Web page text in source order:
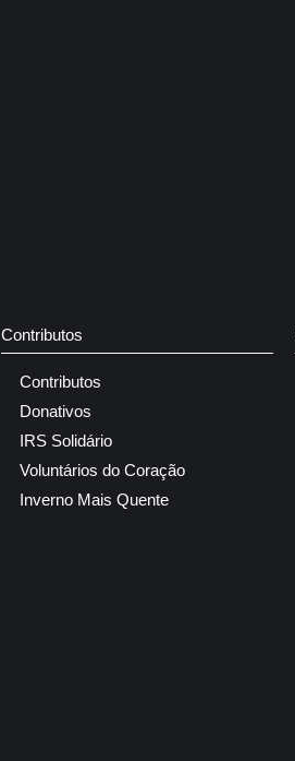
Contributos
Contributos
Donativos
IRS Solidário
Voluntários do Coração
Inverno Mais Quente